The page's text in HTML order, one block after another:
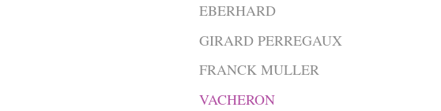
EBERHARD
GIRARD PERREGAUX
FRANCK MULLER
VACHERON